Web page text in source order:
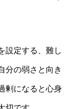
設定する、難し
分の弱さと向き
剰になると心身